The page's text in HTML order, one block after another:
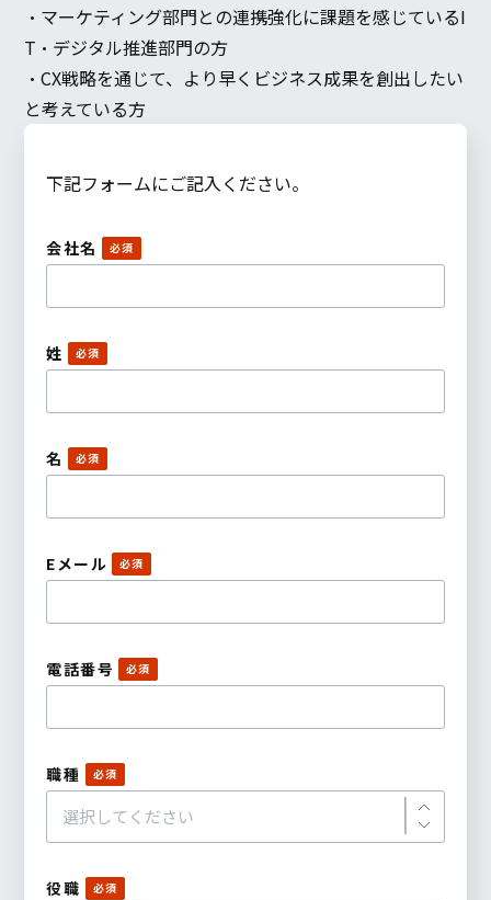
・マーケティング部門との連携強化に課題を感じているI
T・デジタル推進部門の方
・CX戦略を通じて、より早くビジネス成果を創出したい
と考えている方
下記フォームにご記入ください。
会社名
姓
名
Eメール
電話番号
職種
役職